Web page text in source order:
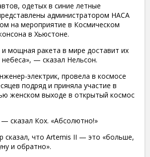
одетых в синие летные
администратором НАСА
на мероприятие в Космическом
в Хьюстоне.
мощная ракета в мире доставит их
— сказал Нельсон.
электрик, провела в космосе
подряд и приняла участие в
женском выходе в открытый космос
— сказал Кох. «Абсолютно!»
сказал, что Artemis II — это «больше,
и обратно».